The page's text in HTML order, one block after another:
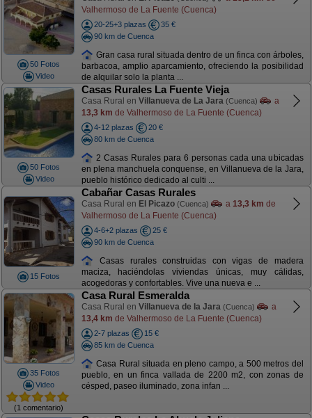
50 Fotos
Video
Valhermoso de La Fuente (Cuenca)
20-25+3 plazas
35 €
90 km de Cuenca
Gran casa rural situada dentro de un finca con árboles,
barbacoa, amplio aparcamiento, ofreciendo la posibilidad
de alquilar solo la planta ...
50 Fotos
Video
Casas Rurales La Fuente Vieja
Casa Rural en Villanueva de La Jara (Cuenca)
a
13,3 km de Valhermoso de La Fuente (Cuenca)
4-12 plazas
20 €
80 km de Cuenca
2 Casas Rurales para 6 personas cada una ubicadas
en plena manchuela conquense, en Villanueva de la Jara,
pueblo histórico dedicado al culti ...
15 Fotos
Cabañar Casas Rurales
Casa Rural en El Picazo (Cuenca) a 13,3 km de
Valhermoso de La Fuente (Cuenca)
4-6+2 plazas
25 €
90 km de Cuenca
Casas rurales construidas con vigas de madera
maciza, haciéndolas viviendas únicas, muy cálidas,
acogedoras y confortables. Vive una nueva e ...
35 Fotos
Video
(1 comentario)
Casa Rural Esmeralda
Casa Rural en Villanueva de la Jara (Cuenca)
a
13,4 km de Valhermoso de La Fuente (Cuenca)
2-7 plazas
15 €
85 km de Cuenca
Casa Rural situada en pleno campo, a 500 metros del
pueblo, en un finca vallada de 2200 m2, con zonas de
césped, paseo iluminado, zona infan ...